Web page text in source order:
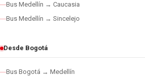
Bus Medellín → Caucasia
Bus Medellín → Sincelejo
Desde Bogotá
Bus Bogotá → Medellín